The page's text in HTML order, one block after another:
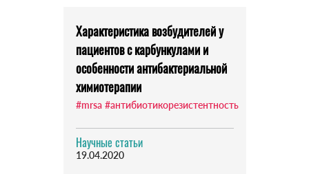
Характеристика возбудителей у
пациентов с карбункулами и
особенности антибактериальной
химиотерапии
#mrsa #антибиотикорезистентность
Научные статьи
19.04.2020